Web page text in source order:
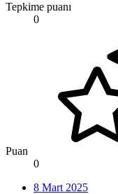
Tepkime puanı
0
Puan
0
8 Mart 2025